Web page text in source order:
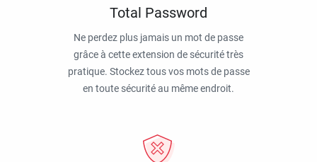
Total Password
Ne perdez plus jamais un mot de passe
grâce à cette extension de sécurité très
pratique. Stockez tous vos mots de passe
en toute sécurité au même endroit.